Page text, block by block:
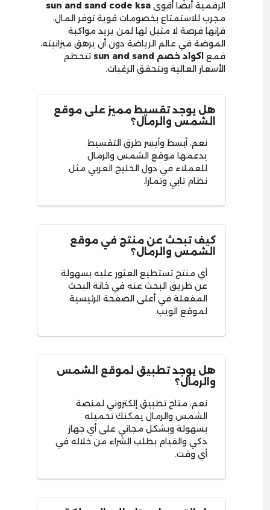
الرقمية أيضًا أقوى sun and sand code ksa
مجرب للاستمتاع بخصومات قوية توفر المال،
فإنها فرصة لا مثيل لها لمن يريد مواكبة
الموضة في عالم الرياضة دون أن يرهق ميزانيته،
فمع اكواد خصم sun and sand
تتحطم
الأسعار العالية وتتحقق الرغبات.
هل يوجد تقسيط مميز على موقع
الشمس والرمال؟
نعم، أبسط وأيسر طرق التقسيط
يدعمها موقع الشمس والرمال
للعملاء في دول الخليج العربي مثل
نظام تابي وتمارا.
كيف تبحث عن منتج في موقع
الشمس والرمال؟
أي منتج تستطيع العثور عليه بسهولة
عن طريق البحث عنه في خانة البحث
المفعلة في أعلى الصفحة الرئيسية
لموقع الويب.
هل يوجد تطبيق لموقع الشمس
والرمال؟
نعم، متاح تطبيق إلكتروني لمنصة
الشمس والرمال يمكنك تحميله
بسهولة وبشكل مجاني على أي جهاز
ذكي والقيام بطلب الشراء من خلاله في
أي وقت.